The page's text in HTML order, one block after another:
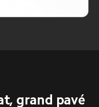
grand pavé